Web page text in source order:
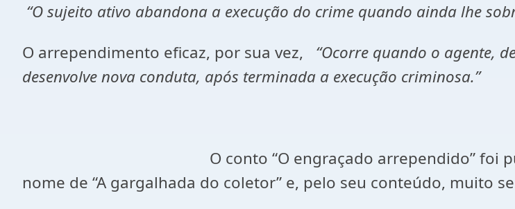
“O sujeito ativo abandona a execução do crime quando ainda lhe
O arrependimento eficaz, por sua vez, “Ocorre quando o agente,
desenvolve nova conduta, após terminada a execução criminosa.”
O conto “O engraçado arrependido” foi
nome de “A gargalhada do coletor” e, pelo seu conteúdo, muito